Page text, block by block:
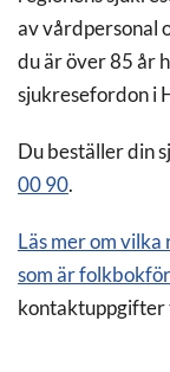
av vårdpersonal
du är över 85 år
sjukresefordon i
Du beställer din
00 90.
Läs mer om
som är
kontaktuppgifter